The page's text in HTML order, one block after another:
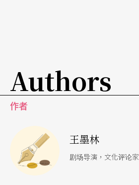
Authors
作者
王墨林
剧场导演，文化评论家